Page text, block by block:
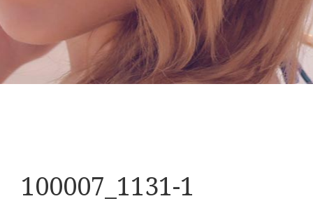
100007_1131-1